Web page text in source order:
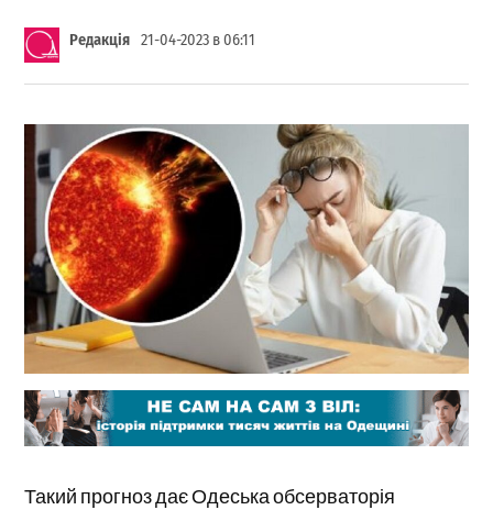
Редакція 21-04-2023 в 06:11
Такий прогноз дає Одеська обсерваторія